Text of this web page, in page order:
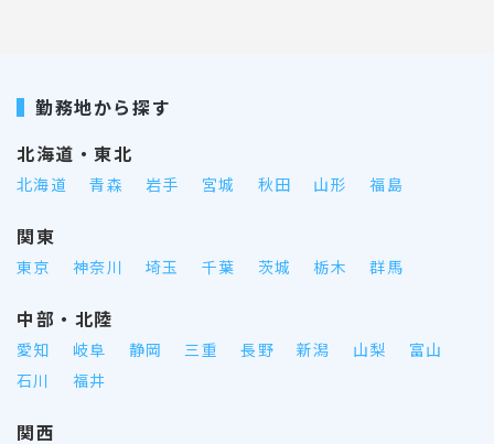
勤務地から探す
北海道・東北
北海道 青森 岩手 宮城 秋田 山形 福島
関東
東京 神奈川 埼玉 千葉 茨城 栃木 群馬
中部・北陸
愛知 岐阜 静岡 三重 長野 新潟 山梨
富山
石川
福井
関西